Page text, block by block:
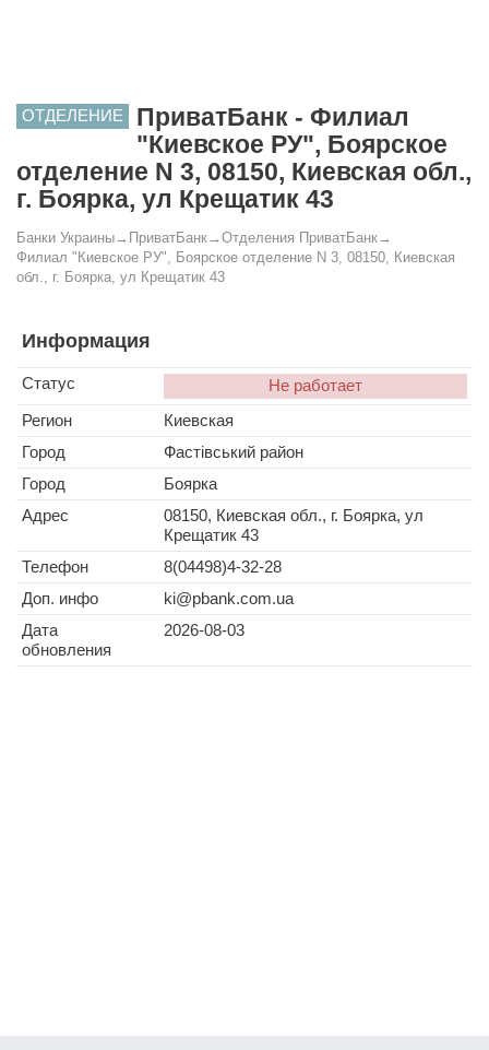
ОТДЕЛЕНИЕ
ПриватБанк - Филиал
"Киевское РУ", Боярское
отделение N 3, 08150, Киевская обл.,
г. Боярка, ул Крещатик 43
Банки Украины→ ПриватБанк→ Отделения ПриватБанк→
Филиал "Киевское РУ", Боярское отделение N 3, 08150, Киевская
обл., г. Боярка, ул Крещатик 43
Информация
Статус
Не работает
Регион
Киевская
Город
Фастівський район
Город
Боярка
Адрес
08150, Киевская обл., г. Боярка, ул
Крещатик 43
Телефон
8(04498)4-32-28
Доп. инфо
ki@pbank.com.ua
Дата
обновления
2026-08-03